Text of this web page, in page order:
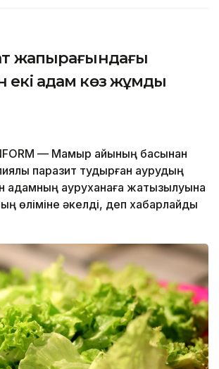
жапырағындағы
екі адам көз жұмды
— Мамыр айының басынан
паразит тудырған аурудың
адамның ауруханаға жатқызылуына
өліміне әкелді, деп хабарлайды